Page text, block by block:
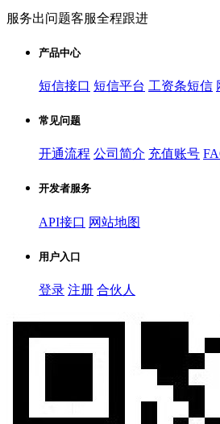
服务出问题客服全程跟进
产品中心
短信接口 短信平台 工资条短信
常见问题
开通流程 公司简介 充值账号
开发者服务
API接口 网站地图
用户入口
登录 注册 合伙人